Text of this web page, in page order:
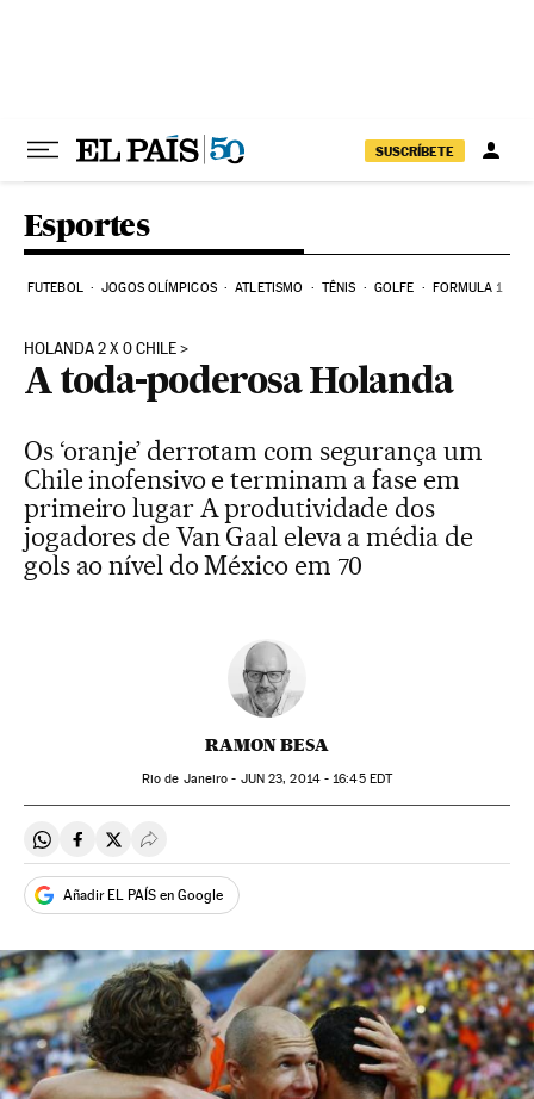
SUSCRÍBETE
Esportes
FUTEBOL JOGOS OLÍMPICOS ATLETISMO TÊNIS GOLFE FORMULA 1
HOLANDA 2 X 0 CHILE
A toda-poderosa Holanda
Os ‘oranje’ derrotam com segurança um
Chile inofensivo e terminam a fase em
primeiro lugar A produtividade dos
jogadores de Van Gaal eleva a média de
gols ao nível do México em 70
RAMON BESA
Rio de Janeiro - JUN23, 2014 - 16:45EDT
Compartir en Whatsapp
Compartir en Facebook
Compartir en Twitter
Desplegar Redes Sociales
Añadir EL PAÍS en Google